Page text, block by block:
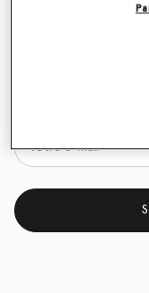
Me prévenir lors du